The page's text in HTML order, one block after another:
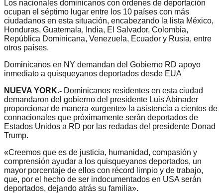
Los nacionales dominicanos con órdenes de deportación
ocupan el séptimo lugar entre los 10 países con más
ciudadanos en esta situación, encabezando la lista México,
Honduras, Guatemala, India, El Salvador, Colombia,
República Dominicana, Venezuela, Ecuador y Rusia, entre
otros países.
Dominicanos en NY demandan del Gobierno RD apoyo
inmediato a quisqueyanos deportados desde EUA
NUEVA YORK.- Dominicanos residentes en esta ciudad
demandaron del gobierno del presidente Luis Abinader
proporcionar de manera «urgente» la asistencia a cientos de
connacionales que próximamente serán deportados de
Estados Unidos a RD por las redadas del presidente Donad
Trump.
«Creemos que es de justicia, humanidad, compasión y
comprensión ayudar a los quisqueyanos deportados, un
mayor porcentaje de ellos con récord limpio y de trabajo,
que, por el hecho de ser indocumentados en USA serán
deportados, dejando atrás su familia».